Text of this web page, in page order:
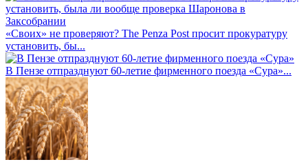
«Своих» не проверяют? The Penza Post просит прокуратуру
установить, бы...
В Пензе отпразднуют 60-летие фирменного поезда «Сура»...